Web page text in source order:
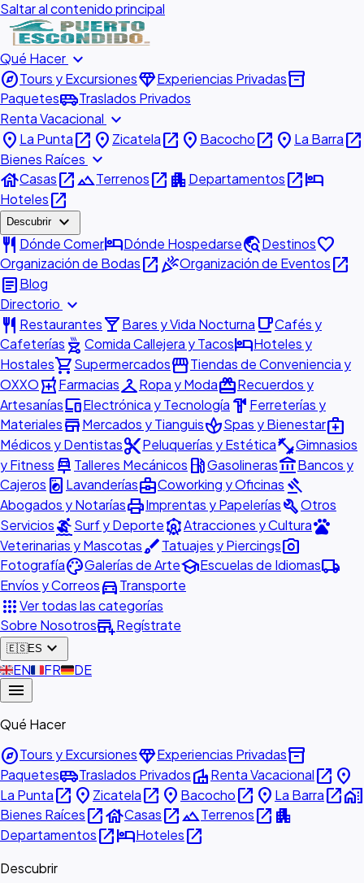
Saltar al contenido principal
Qué Hacer expand_more
exploreTours y ExcursionesdiamondExperiencias Privadasinventory_2
Paquetesairport_shuttleTraslados Privados
Renta Vacacional expand_more
place La Puntaopen_in_new place Zicatelaopen_in_new place Bacochoopen_in_new place La Barraopen_in_new
Bienes Raíces expand_more
houseCasasopen_in_newlandscapeTerrenosopen_in_new apartmentDepartamentosopen_in_newhotel
Hotelesopen_in_new
Descubrir expand_more
restaurant Dónde ComerhotelDónde Hospedarsetravel_exploreDestinosfavorite
Organización de Bodasopen_in_newcelebrationOrganización de Eventosopen_in_new
articleBlog
Directorio expand_more
restaurant Restauranteslocal_barBares y Vida Nocturna local_cafeCafés y
Cafeterías outdoor_grill Comida Callejera y TacoshotelHoteles y
Hostalesshopping_cartSupermercadosstorefrontTiendas de Conveniencia y
OXXOlocal_pharmacyFarmaciascheckroomRopa y ModaredeemRecuerdos y
ArtesaníasdevicesElectrónica y Tecnología hardware Ferreterías y
MaterialesstoreMercados y TianguisspaSpas y Bienestarmedical_services
Médicos y Dentistascontent_cutPeluquerías y Estéticafitness_centerGimnasios
y Fitness car_repair Talleres Mecánicos local_gas_stationGasolinerasaccount_balanceBancos y
Cajeros local_laundry_service Lavanderíasbusiness_centerCoworking y Oficinas gavel
Abogados y NotaríasprintImprentas y PapeleríasbuildOtros
ServiciossurfingSurf y DeporteattractionsAtracciones y Culturapets
Veterinarias y MascotasbrushTatuajes y Piercingsphoto_camera
FotografíapaletteGalerías de ArteschoolEscuelas de Idiomaslocal_shipping
Envíos y Correosdirections_carTransporte
appsVer todas las categorías
Sobre Nosotrosadd_businessRegístrate
🇪🇸ES expand_more
🇬🇧EN🇫🇷FR🇩🇪DE
menu
Qué Hacer
exploreTours y ExcursionesdiamondExperiencias Privadasinventory_2
Paquetesairport_shuttleTraslados PrivadosvillaRenta Vacacionalopen_in_new place
La Puntaopen_in_new place Zicatelaopen_in_new place Bacochoopen_in_new place La Barraopen_in_newhome_work
Bienes Raícesopen_in_newhouseCasasopen_in_newlandscapeTerrenosopen_in_new apartment
Departamentosopen_in_newhotelHotelesopen_in_new
Descubrir